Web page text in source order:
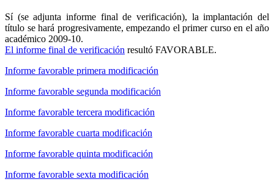
Sí (se adjunta informe final de verificación), la implantación del
título se hará progresivamente, empezando el primer curso en el año
académico 2009-10.
El informe final de verificación resultó FAVORABLE.
Informe favorable primera modificación
Informe favorable segunda modificación
Informe favorable tercera modificación
Informe favorable cuarta modificación
Informe favorable quinta modificación
Informe favorable sexta modificación